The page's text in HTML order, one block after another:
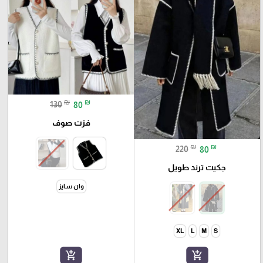
220 ₪ 80 ₪
جكيت ترند طويل
S
M
L
XL
add_shopping_cart
130 ₪ 80 ₪
فزت صوف
وان سايز
add_shopping_cart